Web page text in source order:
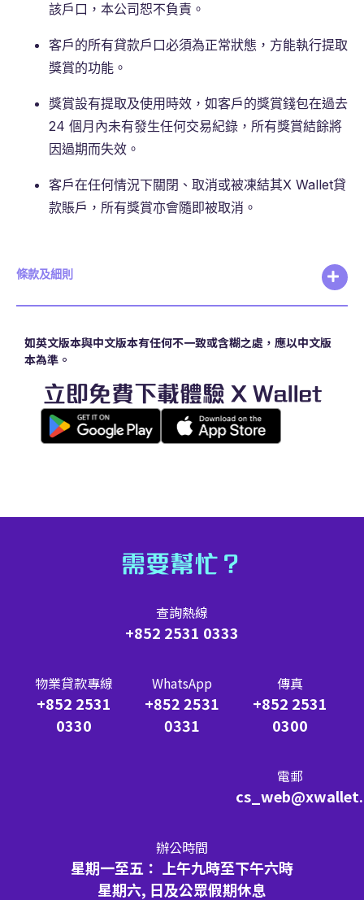
該戶口，本公司恕不負責。
客戶的所有貸款戶口必須為正常狀態，方能執行提取
獎賞的功能。
獎賞設有提取及使用時效，如客戶的獎賞錢包在過去
24 個月內未有發生任何交易紀錄，所有獎賞結餘將
因過期而失效。
客戶在任何情況下關閉、取消或被凍結其X Wallet貸
款賬戶，所有獎賞亦會隨即被取消。
條款及細則
如英文版本與中文版本有任何不一致或含糊之處，應以中文版
本為準。
立即免費下載體驗 X Wallet
需要幫忙？
查詢熱線
+852 2531 0333
物業貸款專線
+852 2531
0330
WhatsApp
+852 2531
0331
傳真
+852 2531
0300
電郵
辦公時間
星期一至五： 上午九時至下午六時
星期六, 日及公眾假期休息